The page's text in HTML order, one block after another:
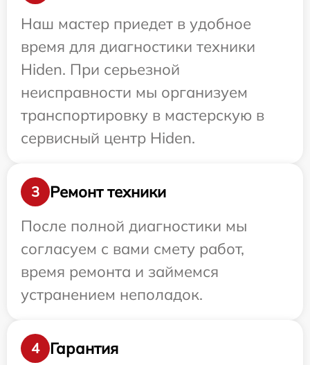
Наш мастер приедет в удобное
время для диагностики техники
Hiden. При серьезной
неисправности мы организуем
транспортировку в мастерскую в
сервисный центр Hiden.
3
Ремонт техники
После полной диагностики мы
согласуем с вами смету работ,
время ремонта и займемся
устранением неполадок.
4
Гарантия